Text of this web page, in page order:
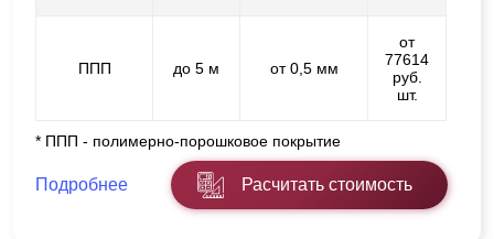
ППП до 5 м от 0,5 мм
от
77614
руб.
шт.
* ППП - полимерно-порошковое покрытие
Подробнее Расчитать стоимость